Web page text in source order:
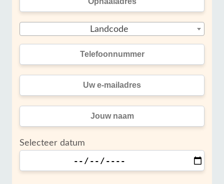
Landcode
Selecteer datum